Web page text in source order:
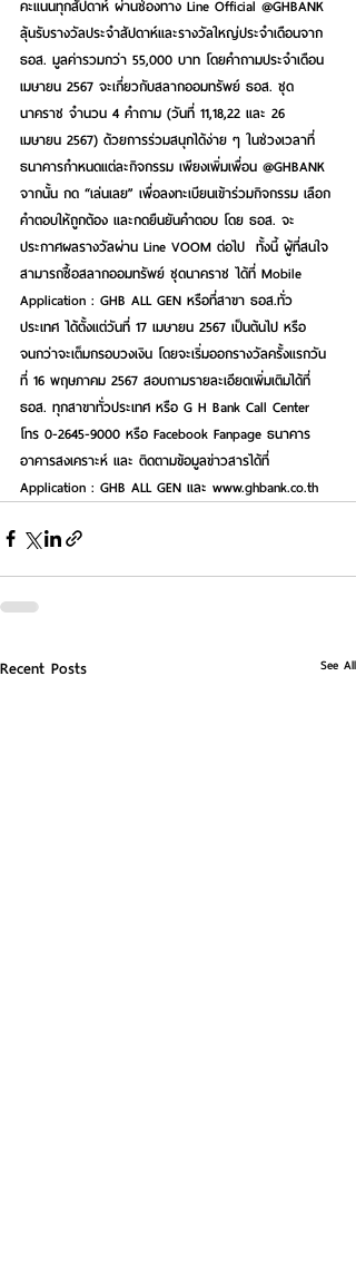
คะแนนทุกสัปดาห์ ผ่านช่องทาง Line Official @GHBANK
ลุ้นรับรางวัลประจำสัปดาห์และรางวัลใหญ่ประจำเดือนจาก
ธอส. มูลค่ารวมกว่า 55,000 บาท โดยคำถามประจำเดือน
เมษายน 2567 จะเกี่ยวกับสลากออมทรัพย์ ธอส. ชุด
นาคราช จำนวน 4 คำถาม (วันที่ 11,18,22 และ 26
เมษายน 2567) ด้วยการร่วมสนุกได้ง่าย ๆ ในช่วงเวลาที่
ธนาคารกำหนดแต่ละกิจกรรม เพียงเพิ่มเพื่อน @GHBANK
จากนั้น กด “เล่นเลย” เพื่อลงทะเบียนเข้าร่วมกิจกรรม เลือก
คำตอบให้ถูกต้อง และกดยืนยันคำตอบ โดย ธอส. จะ
ประกาศผลรางวัลผ่าน Line VOOM ต่อไป  ทั้งนี้ ผู้ที่สนใจ
สามารถซื้อสลากออมทรัพย์ ชุดนาคราช ได้ที่ Mobile
Application : GHB ALL GEN หรือที่สาขา ธอส.ทั่ว
ประเทศ ได้ตั้งแต่วันที่ 17 เมษายน 2567 เป็นต้นไป หรือ
จนกว่าจะเต็มกรอบวงเงิน โดยจะเริ่มออกรางวัลครั้งแรกวัน
ที่ 16 พฤษภาคม 2567 สอบถามรายละเอียดเพิ่มเติมได้ที่
ธอส. ทุกสาขาทั่วประเทศ หรือ G H Bank Call Center
โทร 0-2645-9000 หรือ Facebook Fanpage ธนาคาร
อาคารสงเคราะห์ และ ติดตามข้อมูลข่าวสารได้ที่
Application : GHB ALL GEN และ www.ghbank.co.th
Recent Posts See All